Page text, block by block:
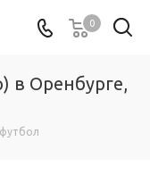
0
в Оренбурге,